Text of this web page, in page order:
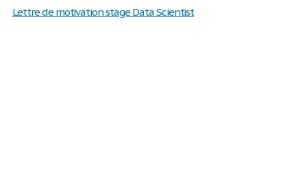
Lettre de motivation stage Data Scientist